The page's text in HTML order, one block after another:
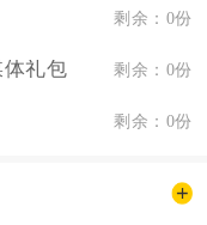
剩余：0份
体礼包 剩余：0份
剩余：0份